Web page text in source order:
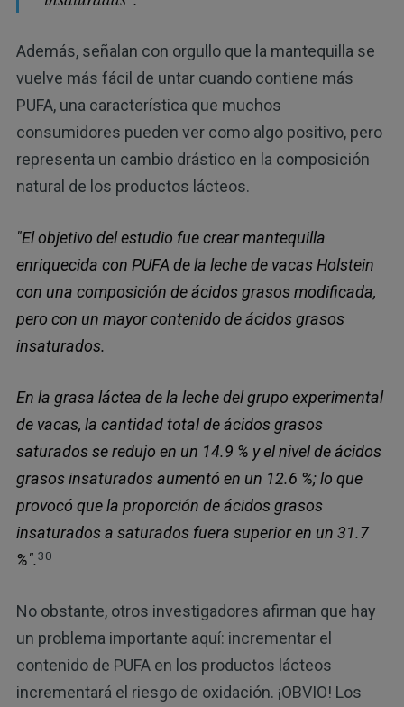
Además, señalan con orgullo que la mantequilla se
vuelve más fácil de untar cuando contiene más
PUFA, una característica que muchos
consumidores pueden ver como algo positivo, pero
representa un cambio drástico en la composición
natural de los productos lácteos.
"El objetivo del estudio fue crear mantequilla
enriquecida con PUFA de la leche de vacas Holstein
con una composición de ácidos grasos modificada,
pero con un mayor contenido de ácidos grasos
insaturados.
En la grasa láctea de la leche del grupo experimental
de vacas, la cantidad total de ácidos grasos
saturados se redujo en un 14.9 % y el nivel de ácidos
grasos insaturados aumentó en un 12.6 %; lo que
provocó que la proporción de ácidos grasos
insaturados a saturados fuera superior en un 31.7
%".30
No obstante, otros investigadores afirman que hay
un problema importante aquí: incrementar el
contenido de PUFA en los productos lácteos
incrementará el riesgo de oxidación. ¡OBVIO! Los